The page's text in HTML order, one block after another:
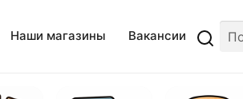
Наши магазины Вакансии